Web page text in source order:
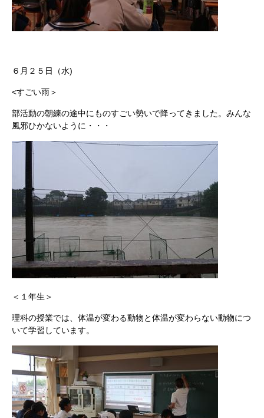
６月２５日（水)
<すごい雨＞
部活動の朝練の途中にものすごい勢いで降ってきました。みんな
風邪ひかないように・・・
＜１年生＞
理科の授業では、体温が変わる動物と体温が変わらない動物につ
いて学習しています。